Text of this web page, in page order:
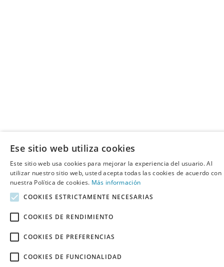
Ese sitio web utiliza cookies
Este sitio web usa cookies para mejorar la experiencia del usuario. Al
utilizar nuestro sitio web, usted acepta todas las cookies de acuerdo con
nuestra Política de cookies. Más información
COOKIES ESTRICTAMENTE NECESARIAS
COOKIES DE RENDIMIENTO
COOKIES DE PREFERENCIAS
COOKIES DE FUNCIONALIDAD